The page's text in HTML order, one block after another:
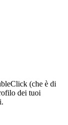
(che è di
dei tuoi